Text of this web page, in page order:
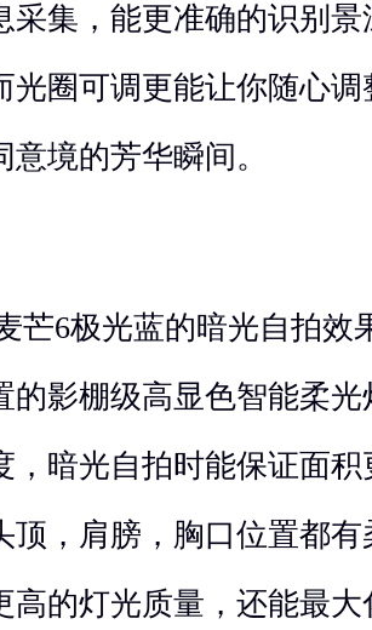
采集，能更准确的识别
光圈可调更能让你随心
意境的芳华瞬间。
芒6极光蓝的暗光自拍效
的影棚级高显色智能柔
，暗光自拍时能保证面
顶，肩膀，胸口位置都
高的灯光质量，还能最